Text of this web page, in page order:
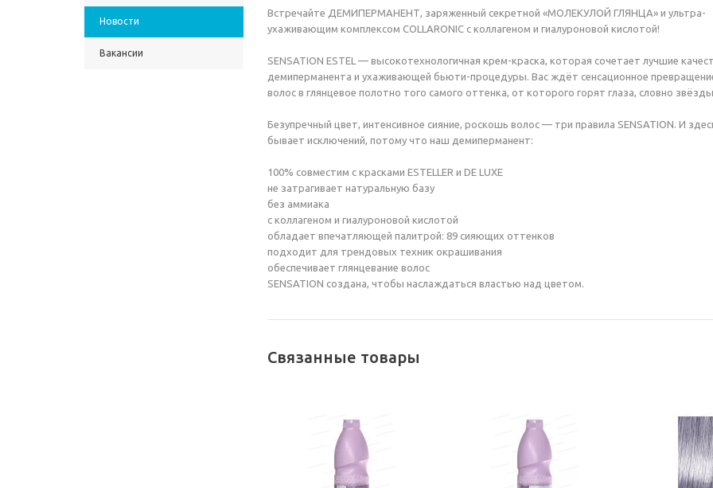
Новости
Вакансии
Встречайте ДЕМИПЕРМАНЕНТ, заряженный секретной «МОЛЕКУЛОЙ ГЛЯНЦА» и ультра-
ухаживающим комплексом COLLARONIC с коллагеном и гиалуроновой кислотой!
SENSATION ESTEL — высокотехнологичная крем-краска, которая сочетает лучшие
демиперманента и ухаживающей бьюти-процедуры. Вас ждёт сенсационное
волос в глянцевое полотно того самого оттенка, от которого горят глаза, словно
Безупречный цвет, интенсивное сияние, роскошь волос — три правила SENSATION. И
бывает исключений, потому что наш демиперманент:
100% совместим с красками ESTELLER и DE LUXE
не затрагивает натуральную базу
без аммиака
с коллагеном и гиалуроновой кислотой
обладает впечатляющей палитрой: 89 сияющих оттенков
подходит для трендовых техник окрашивания
обеспечивает глянцевание волос
SENSATION создана, чтобы наслаждаться властью над цветом.
Связанные товары